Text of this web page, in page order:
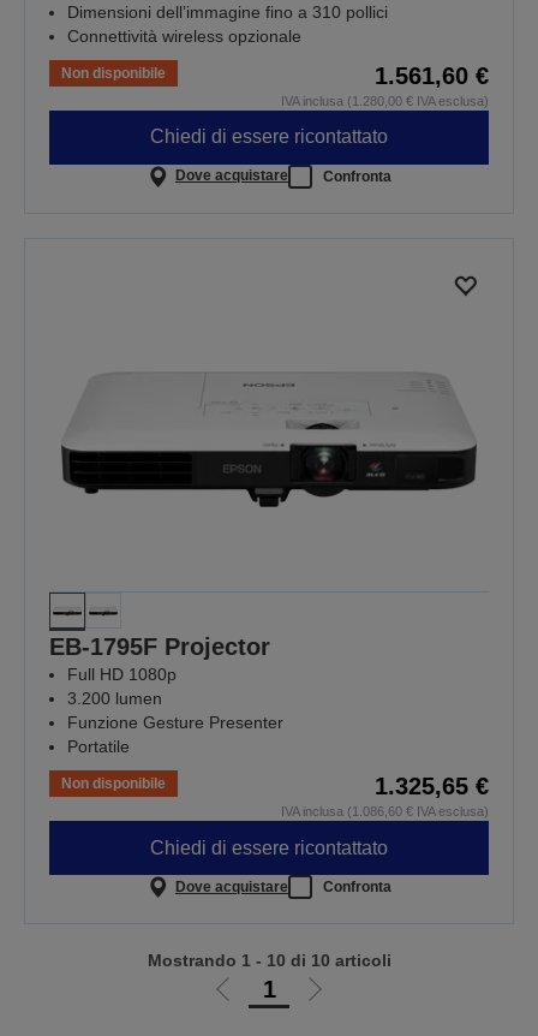
Dimensioni dell’immagine fino a 310 pollici
Connettività wireless opzionale
Non disponibile 1.561,60 €
IVA inclusa (1.280,00 € IVA esclusa)
Chiedi di essere ricontattato
Dove acquistare Confronta
EB-1795F Projector
Full HD 1080p
3.200 lumen
Funzione Gesture Presenter
Portatile
Non disponibile 1.325,65 €
IVA inclusa (1.086,60 € IVA esclusa)
Chiedi di essere ricontattato
Dove acquistare Confronta
Vai
1
Vai
Mostrando 1 - 10 di 10 articoli